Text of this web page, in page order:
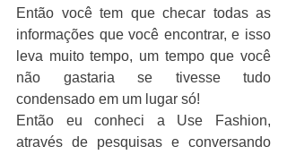
Então você tem que checar todas as
informações que você encontrar, e isso
leva muito tempo, um tempo que você
não gastaria se tivesse tudo
condensado em um lugar só!
Então eu conheci a Use Fashion,
através de pesquisas e conversando